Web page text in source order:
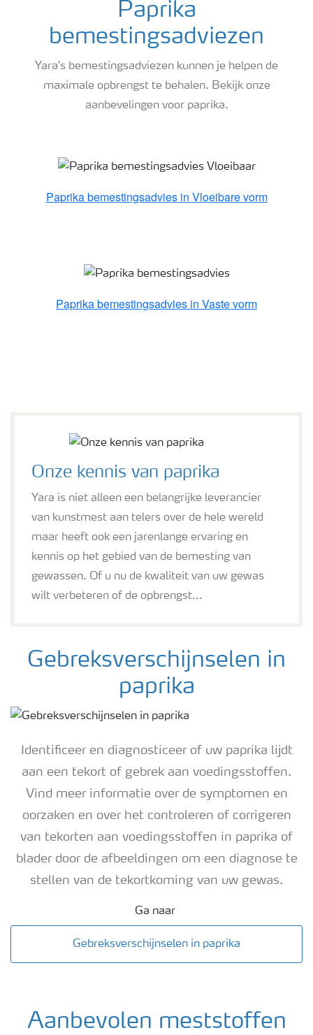
Paprika
bemestingsadviezen
Yara's bemestingsadviezen kunnen je helpen de
maximale opbrengst te behalen. Bekijk onze
aanbevelingen voor paprika.
Paprika bemestingsadvies
Paprika bemestingsadvies in Vloeibare vorm
Paprika bemestingsadvies in Vaste vorm
Onze kennis van paprika
Yara is niet alleen een belangrijke leverancier
van kunstmest aan telers over de hele wereld
maar heeft ook een jarenlange ervaring en
kennis op het gebied van de bemesting van
gewassen. Of u nu de kwaliteit van uw gewas
wilt verbeteren of de opbrengst...
Gebreksverschijnselen in
paprika
Identificeer en diagnosticeer of uw paprika lijdt
aan een tekort of gebrek aan voedingsstoffen.
Vind meer informatie over de symptomen en
oorzaken en over het controleren of corrigeren
van tekorten aan voedingsstoffen in paprika of
blader door de afbeeldingen om een ​​diagnose te
stellen van de tekortkoming van uw gewas.
Ga naar
Gebreksverschijnselen in paprika
Aanbevolen meststoffen